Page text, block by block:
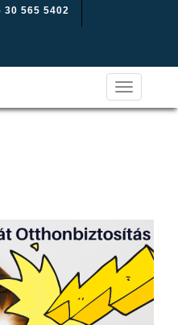
30 565 5402
Toggle
navigation